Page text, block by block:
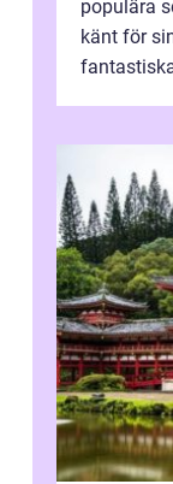
populära
känt för